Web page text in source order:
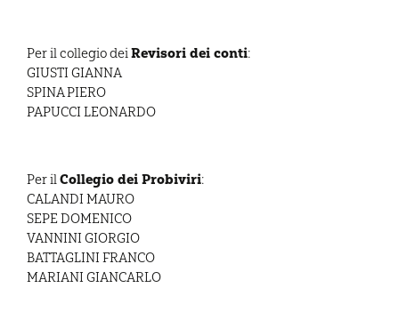
Per il collegio deiRevisori dei conti:
GIUSTI GIANNA
SPINA PIERO
PAPUCCI LEONARDO
Per ilCollegio dei Probiviri:
CALANDI MAURO
SEPE DOMENICO
VANNINI GIORGIO
BATTAGLINI FRANCO
MARIANI GIANCARLO